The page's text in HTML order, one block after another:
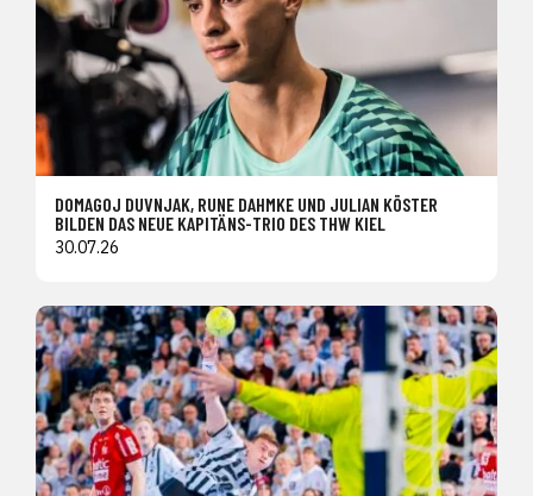
DOMAGOJ DUVNJAK, RUNE DAHMKE UND JULIAN KÖSTER
BILDEN DAS NEUE KAPITÄNS-TRIO DES THW KIEL
30.07.26